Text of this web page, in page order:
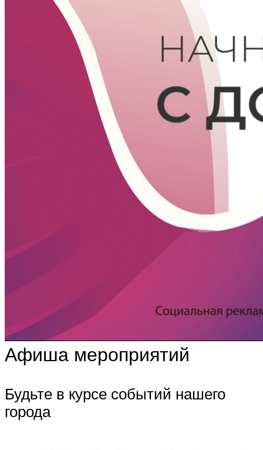
Афиша мероприятий
Будьте в курсе событий нашего
города